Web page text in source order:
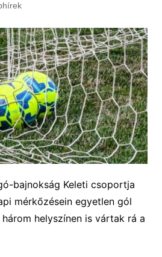
bajnokság Keleti csoportja
mérkőzésein egyetlen gól
helyszínen is vártak rá a